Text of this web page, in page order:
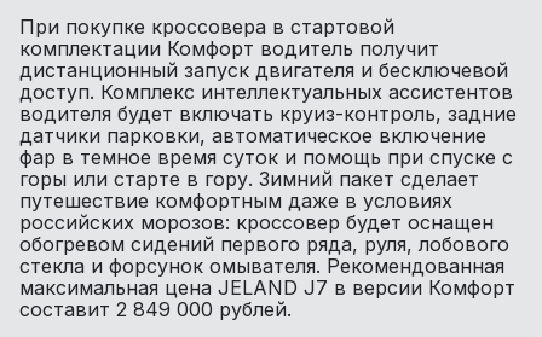
При покупке кроссовера в стартовой
комплектации Комфорт водитель получит
дистанционный запуск двигателя и бесключевой
доступ. Комплекс интеллектуальных ассистентов
водителя будет включать круиз-контроль, задние
датчики парковки, автоматическое включение
фар в темное время суток и помощь при спуске с
горы или старте в гору. Зимний пакет сделает
путешествие комфортным даже в условиях
российских морозов: кроссовер будет оснащен
обогревом сидений первого ряда, руля, лобового
стекла и форсунок омывателя. Рекомендованная
максимальная цена JELAND J7 в версии Комфорт
составит 2 849 000 рублей.